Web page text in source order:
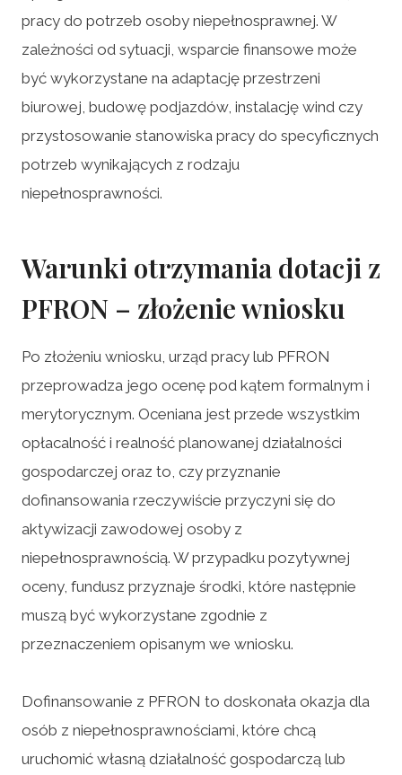
pracy do potrzeb osoby niepełnosprawnej. W
zależności od sytuacji, wsparcie finansowe może
być wykorzystane na adaptację przestrzeni
biurowej, budowę podjazdów, instalację wind czy
przystosowanie stanowiska pracy do specyficznych
potrzeb wynikających z rodzaju
niepełnosprawności.
Warunki otrzymania dotacji z
PFRON – złożenie wniosku
Po złożeniu wniosku, urząd pracy lub PFRON
przeprowadza jego ocenę pod kątem formalnym i
merytorycznym. Oceniana jest przede wszystkim
opłacalność i realność planowanej działalności
gospodarczej oraz to, czy przyznanie
dofinansowania rzeczywiście przyczyni się do
aktywizacji zawodowej osoby z
niepełnosprawnością. W przypadku pozytywnej
oceny, fundusz przyznaje środki, które następnie
muszą być wykorzystane zgodnie z
przeznaczeniem opisanym we wniosku.
Dofinansowanie z PFRON to doskonała okazja dla
osób z niepełnosprawnościami, które chcą
uruchomić własną działalność gospodarczą lub